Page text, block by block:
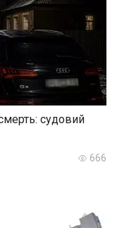
судовий
666